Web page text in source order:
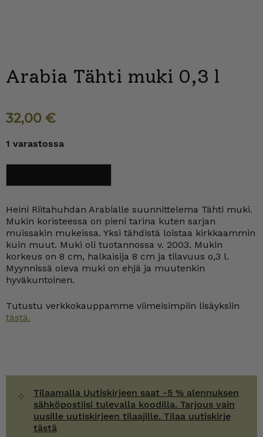
Arabia Tähti muki 0,3 l
32,00 €
1 varastossa
muki
määrä
Heini Riitahuhdan Arabialle suunnittelema Tähti muki.
Mukin koristeessa on pieni tarina kuten sarjan
muissakin mukeissa. Yksi tähdistä loistaa kirkkaammin
kuin muut. Muki oli tuotannossa v. 2003. Mukin
korkeus on 8 cm, halkaisija 8 cm ja tilavuus o,3 l.
Myynnissä oleva muki on ehjä ja muutenkin
hyväkuntoinen.
Tutustu verkkokauppamme viimeisimpiin lisäyksiin
tästä.
Tilaamalla Uutiskirjeen saat -5 % alennuksen
sähköpostiisi tulevalla koodilla. Tarjous vain
uusille uutiskirjeen tilaajille. Tilaa uutiskirje
tästä